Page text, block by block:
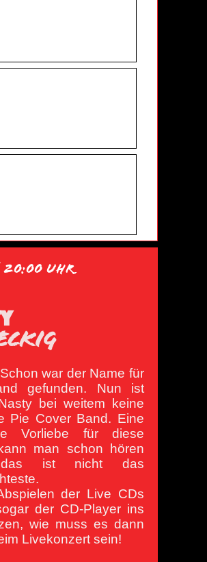
20:00 Uhr
war der Name für
gefunden. Nun ist
bei weitem keine
Pie Cover Band. Eine
Vorliebe für diese
man schon hören
ist nicht das
der Live CDs
der CD-Player ins
wie muss es dann
Livekonzert sein!